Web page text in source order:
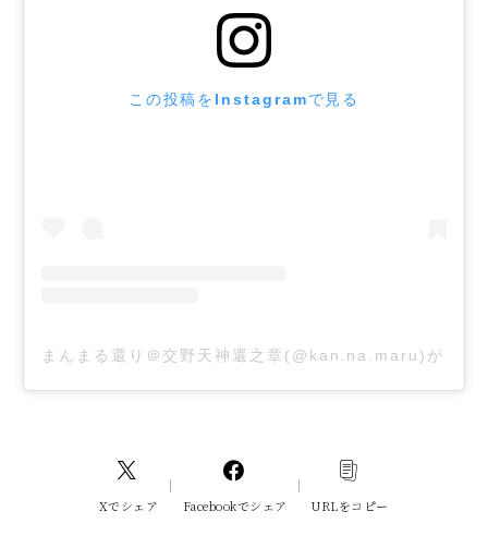
この投稿をInstagramで見る
まんまる還り＠交野天神還之章(@kan.na.maru)がシェ
Xでシェア Facebookでシェア URLをコピー